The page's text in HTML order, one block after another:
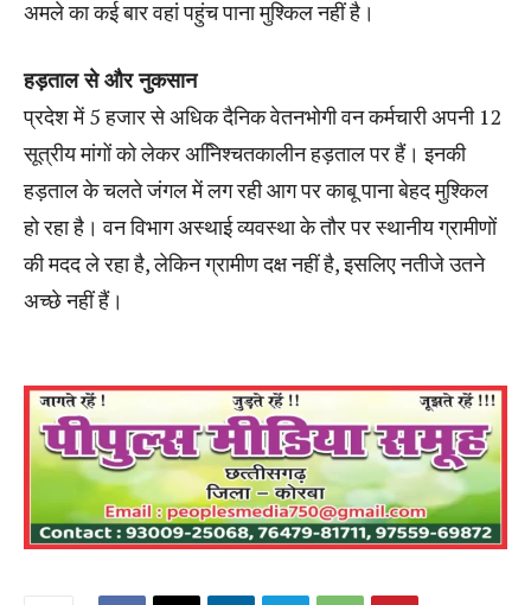
अमले का कई बार वहां पहुंच पाना मुश्किल नहीं है।
हड़ताल से और नुकसान
प्रदेश में 5 हजार से अधिक दैनिक वेतनभोगी वन कर्मचारी अपनी 12
सूत्रीय मांगों को लेकर अनििश्चतकालीन हड़ताल पर हैं। इनकी
हड़ताल के चलते जंगल में लग रही आग पर काबू पाना बेहद मुश्किल
हो रहा है। वन विभाग अस्थाई व्यवस्था के तौर पर स्थानीय ग्रामीणों
की मदद ले रहा है, लेकिन ग्रामीण दक्ष नहीं है, इसलिए नतीजे उतने
अच्छे नहीं हैं।